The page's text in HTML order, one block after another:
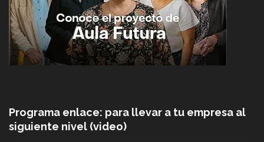
Programa enlace: para llevar a tu empresa al
siguiente nivel (video)